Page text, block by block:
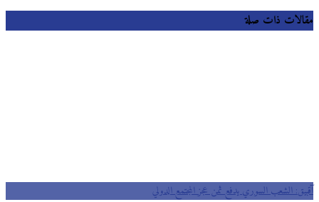
مقالات ذات صلة
آقبيق: الشعب السوري يدفع ثمن عجز المجتمع الدولي